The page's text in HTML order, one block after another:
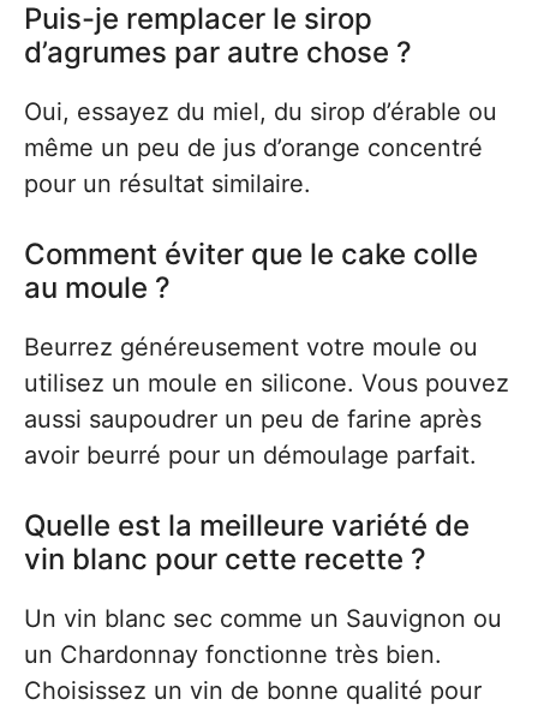
Puis-je remplacer le sirop
d’agrumes par autre chose ?
Oui, essayez du miel, du sirop d’érable ou
même un peu de jus d’orange concentré
pour un résultat similaire.
Comment éviter que le cake colle
au moule ?
Beurrez généreusement votre moule ou
utilisez un moule en silicone. Vous pouvez
aussi saupoudrer un peu de farine après
avoir beurré pour un démoulage parfait.
Quelle est la meilleure variété de
vin blanc pour cette recette ?
Un vin blanc sec comme un Sauvignon ou
un Chardonnay fonctionne très bien.
Choisissez un vin de bonne qualité pour